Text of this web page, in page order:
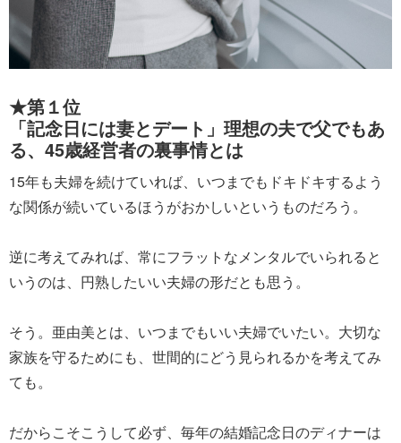
★第１位
「記念日には妻とデート」理想の夫で父でもあ
る、45歳経営者の裏事情とは
15年も夫婦を続けていれば、いつまでもドキドキするよう
な関係が続いているほうがおかしいというものだろう。
逆に考えてみれば、常にフラットなメンタルでいられると
いうのは、円熟したいい夫婦の形だとも思う。
そう。亜由美とは、いつまでもいい夫婦でいたい。大切な
家族を守るためにも、世間的にどう見られるかを考えてみ
ても。
だからこそこうして必ず、毎年の結婚記念日のディナーは